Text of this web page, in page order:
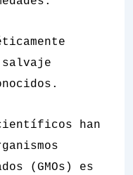
han
(GMOs) es